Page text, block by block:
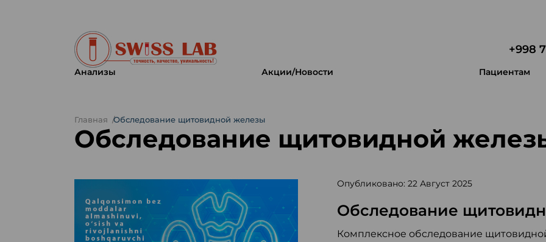
+998
Анализы Акции/Новости Пациентам
Главная Обследование щитовидной железы
Обследование щитовидной
Опубликовано: 22 Август 2025
Обследование
Комплексное обследование